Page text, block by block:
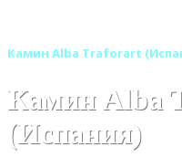
Камин Alba Traforart
Камин Alba
(Испания)